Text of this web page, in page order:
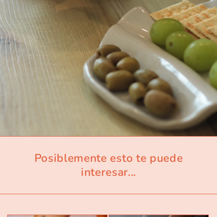
Posiblemente esto te puede
interesar...